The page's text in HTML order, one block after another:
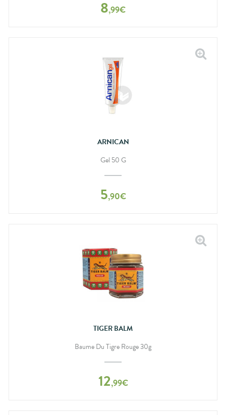
8,99€
ARNICAN
Gel 50 G
5,90€
TIGER BALM
Baume Du Tigre Rouge 30g
12,99€